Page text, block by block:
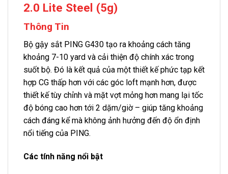
2.0 Lite Steel (5g)
Thông Tin
Bộ gậy sắt PING G430 tạo ra khoảng cách tăng
khoảng 7-10 yard và cải thiện độ chính xác trong
suốt bộ. Đó là kết quả của một thiết kế phức tạp kết
hợp CG thấp hơn với các góc loft mạnh hơn, được
thiết kế tùy chỉnh và mặt vợt mỏng hơn mang lại tốc
độ bóng cao hơn tới 2 dặm/giờ – giúp tăng khoảng
cách đáng kể mà không ảnh hưởng đến độ ổn định
nổi tiếng của PING.
Các tính năng nổi bật